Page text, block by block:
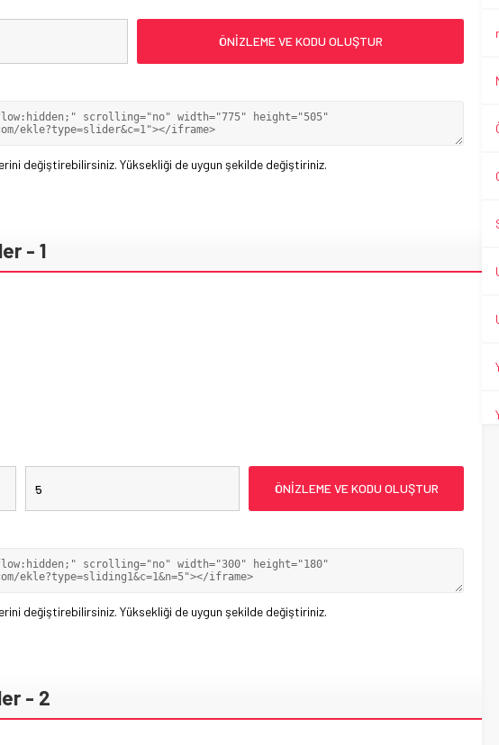
değiştirebilirsiniz. Yüksekliği de uygun şekilde değiştiriniz.
- 1
değiştirebilirsiniz. Yüksekliği de uygun şekilde değiştiriniz.
- 2